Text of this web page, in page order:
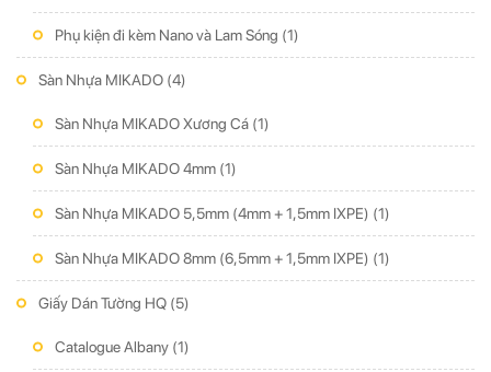
Phụ kiện đi kèm Nano và Lam Sóng (1)
Sàn Nhựa MIKADO (4)
Sàn Nhựa MIKADO Xương Cá (1)
Sàn Nhựa MIKADO 4mm (1)
Sàn Nhựa MIKADO 5,5mm (4mm + 1,5mm IXPE) (1)
Sàn Nhựa MIKADO 8mm (6,5mm + 1,5mm IXPE) (1)
Giấy Dán Tường HQ (5)
Catalogue Albany (1)